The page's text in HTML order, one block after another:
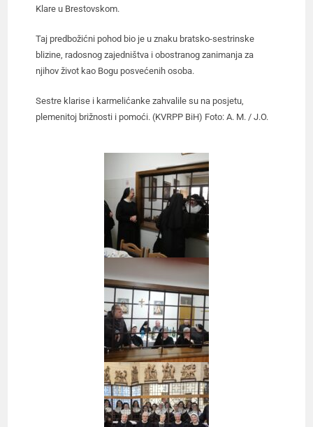
Klare u Brestovskom.
Taj predbožićni pohod bio je u znaku bratsko-sestrinske
blizine, radosnog zajedništva i obostranog zanimanja za
njihov život kao Bogu posvećenih osoba.
Sestre klarise i karmelićanke zahvalile su na posjetu,
plemenitoj brižnosti i pomoći. (KVRPP BiH) Foto: A. M. / J.O.